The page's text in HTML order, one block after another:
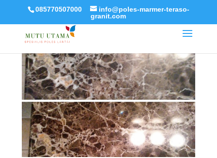
085770507000
info@poles-marmer-teraso-
granit.com